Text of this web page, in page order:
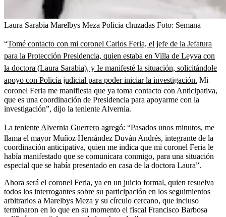
Laura Sarabia Marelbys Meza Policia chuzadas Foto: Semana
“Tomé contacto con mi coronel Carlos Feria, el jefe de la Jefatura
para la Protección Presidencia, quien estaba en Villa de Leyva con
la doctora (Laura Sarabia), y Ie manifesté la situación, solicitándole
apoyo con Policía judicial para poder iniciar la investigación. Mi
coronel Feria me manifiesta que ya toma contacto con Anticipativa,
que es una coordinación de Presidencia para apoyarme con la
investigación”, dijo la teniente Alvernia.
La teniente Alvernia Guerrero agregó: “Pasados unos minutos, me
llama el mayor Muñoz Hernández Duván Andrés, integrante de la
coordinación anticipativa, quien me indica que mi coronel Feria le
había manifestado que se comunicara conmigo, para una situación
especial que se había presentado en casa de la doctora Laura”.
Ahora será el coronel Feria, ya en un juicio formal, quien resuelva
todos los interrogantes sobre su participación en los seguimientos
arbitrarios a Marelbys Meza y su círculo cercano, que incluso
terminaron en lo que en su momento el fiscal Francisco Barbosa